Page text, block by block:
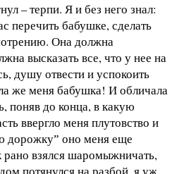
– терпи. Я и без него знал:
перечить бабушке, сделать
Она должна
высказать все, что у нее на
душу отвести и успокоить
же меня бабушка! И обличала
поняв до конца, в какую
ввергло меня плутовство и
дорожкуˮ оно меня еще
рано взялся шаромыжничать,